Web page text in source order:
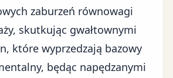
zaburzeń równowagi
skutkując gwałtownymi
które wyprzedzają bazowy
będąc napędzanymi